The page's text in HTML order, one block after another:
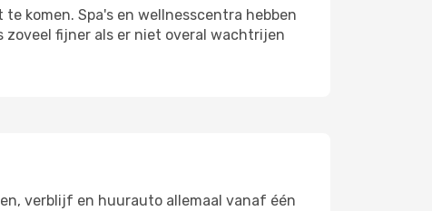
komen. Spa's en wellnesscentra hebben
zoveel fijner als er niet overal wachtrijen
verblijf en huurauto allemaal vanaf één